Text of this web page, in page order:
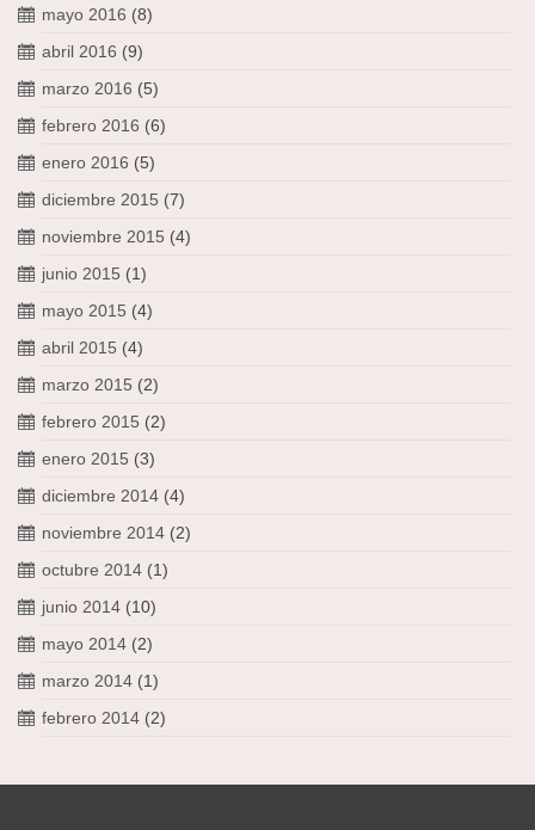
mayo 2016 (8)
abril 2016 (9)
marzo 2016 (5)
febrero 2016 (6)
enero 2016 (5)
diciembre 2015 (7)
noviembre 2015 (4)
junio 2015 (1)
mayo 2015 (4)
abril 2015 (4)
marzo 2015 (2)
febrero 2015 (2)
enero 2015 (3)
diciembre 2014 (4)
noviembre 2014 (2)
octubre 2014 (1)
junio 2014 (10)
mayo 2014 (2)
marzo 2014 (1)
febrero 2014 (2)